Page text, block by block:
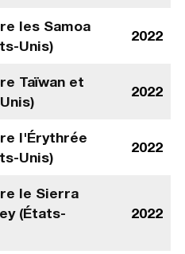
les Samoa
Unis)
2022
Taïwan et
2022
l'Érythrée
Unis)
2022
le Sierra
(États-
2022